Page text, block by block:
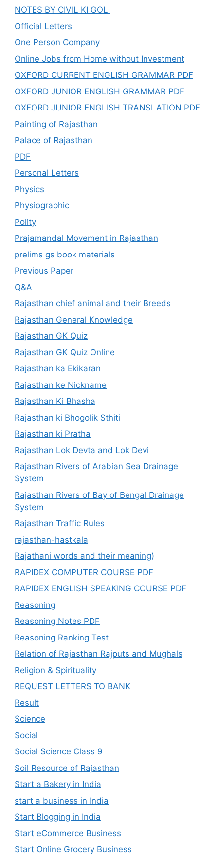
NOTES BY CIVIL KI GOLI
Official Letters
One Person Company
Online Jobs from Home without Investment
OXFORD CURRENT ENGLISH GRAMMAR PDF
OXFORD JUNIOR ENGLISH GRAMMAR PDF
OXFORD JUNIOR ENGLISH TRANSLATION PDF
Painting of Rajasthan
Palace of Rajasthan
PDF
Personal Letters
Physics
Physiographic
Polity
Prajamandal Movement in Rajasthan
prelims gs book materials
Previous Paper
Q&A
Rajasthan chief animal and their Breeds
Rajasthan General Knowledge
Rajasthan GK Quiz
Rajasthan GK Quiz Online
Rajasthan ka Ekikaran
Rajasthan ke Nickname
Rajasthan Ki Bhasha
Rajasthan ki Bhogolik Sthiti
Rajasthan ki Pratha
Rajasthan Lok Devta and Lok Devi
Rajasthan Rivers of Arabian Sea Drainage
System
Rajasthan Rivers of Bay of Bengal Drainage
System
Rajasthan Traffic Rules
rajasthan-hastkala
Rajathani words and their meaning)
RAPIDEX COMPUTER COURSE PDF
RAPIDEX ENGLISH SPEAKING COURSE PDF
Reasoning
Reasoning Notes PDF
Reasoning Ranking Test
Relation of Rajasthan Rajputs and Mughals
Religion & Spirituality
REQUEST LETTERS TO BANK
Result
Science
Social
Social Science Class 9
Soil Resource of Rajasthan
Start a Bakery in India
start a business in India
Start Blogging in India
Start eCommerce Business
Start Online Grocery Business